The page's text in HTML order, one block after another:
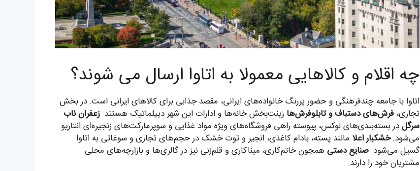
چه اقلام و کالاهایی معمولا به اتاوا ارسال می شوند؟
اتاوا با جامعه چندفرهنگی و حضور پررنگ خانواده‌های ایرانی، مقصد جذابی برای کالاهای ایرانی است. در بخش
تجاری، فرش‌های دستباف و تابلوفرش‌ها زینت‌بخش خانه‌ها و ادارات این شهر دیپلماتیک هستند. زعفران ناب
سرگلدر بسته‌بندی‌های لوکس، پیوسته راهی فروشگاه‌های ویژه مواد غذایی و سوپرمارکت‌های زنجیره‌ای انتاریو
می‌شود.خشکبار اعلا مانند پسته، بادام کاغذی، انجیر و توت خشک در حجم‌های تجاری و سوغاتی به اتاوا
گسیل می‌شود. صنایع دستی همچون خاتم‌کاری، میناکاری و قلم‌زنی نیز در گالری‌ها و بازارچه‌های محلی
مشتریان خود را دارند.